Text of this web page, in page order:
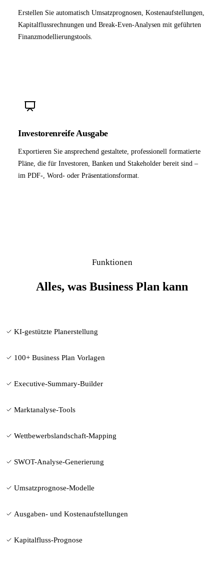
Erstellen Sie automatisch Umsatzprognosen, Kostenaufstellungen,
Kapitalflussrechnungen und Break-Even-Analysen mit geführten
Finanzmodellierungstools.
Investorenreife Ausgabe
Exportieren Sie ansprechend gestaltete, professionell formatierte
Pläne, die für Investoren, Banken und Stakeholder bereit sind –
im PDF-, Word- oder Präsentationsformat.
Funktionen
Alles, was Business Plan kann
KI-gestützte Planerstellung
100+ Business Plan Vorlagen
Executive-Summary-Builder
Marktanalyse-Tools
Wettbewerbslandschaft-Mapping
SWOT-Analyse-Generierung
Umsatzprognose-Modelle
Ausgaben- und Kostenaufstellungen
Kapitalfluss-Prognose